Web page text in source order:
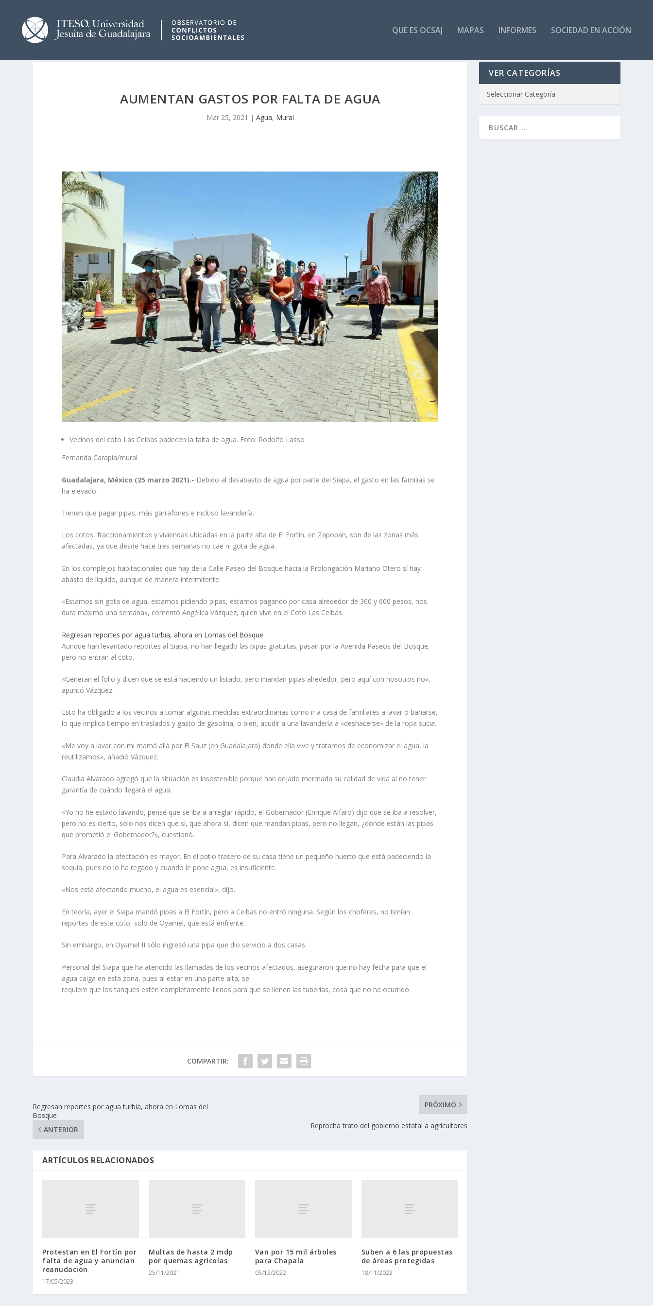
QUE ES OCSAJ MAPAS INFORMES SOCIEDAD EN ACCIÓN
AUMENTAN GASTOS POR FALTA DE AGUA
Mar 25, 2021 | Agua, Mural
Vecinos del coto Las Ceibas padecen la falta de agua. Foto: Rodolfo Lasso
Fernanda Carapia/mural
Guadalajara, México (25 marzo 2021).- Debido al desabasto de agua por parte del Siapa, el gasto en las familias se
ha elevado.
Tienen que pagar pipas, más garrafones e incluso lavandería.
Los cotos, fraccionamientos y viviendas ubicadas en la parte alta de El Fortín, en Zapopan, son de las zonas más
afectadas, ya que desde hace tres semanas no cae ni gota de agua.
En los complejos habitacionales que hay de la Calle Paseo del Bosque hacia la Prolongación Mariano Otero sí hay
abasto de líquido, aunque de manera intermitente.
«Estamos sin gota de agua, estamos pidiendo pipas, estamos pagando por casa alrededor de 300 y 600 pesos, nos
dura máximo una semana», comentó Angélica Vázquez, quien vive en el Coto Las Ceibas.
Regresan reportes por agua turbia, ahora en Lomas del Bosque
Aunque han levantado reportes al Siapa, no han llegado las pipas gratuitas; pasan por la Avenida Paseos del Bosque,
pero no entran al coto.
«Generan el folio y dicen que se está haciendo un listado, pero mandan pipas alrededor, pero aquí con nosotros no»,
apuntó Vázquez.
Esto ha obligado a los vecinos a tomar algunas medidas extraordinarias como ir a casa de familiares a lavar o bañarse,
lo que implica tiempo en traslados y gasto de gasolina, o bien, acudir a una lavandería a «deshacerse» de la ropa sucia.
«Me voy a lavar con mi mamá allá por El Sauz (en Guadalajara) donde ella vive y tratamos de economizar el agua, la
reutilizamos», añadió Vázquez.
Claudia Alvarado agregó que la situación es insostenible porque han dejado mermada su calidad de vida al no tener
garantía de cuándo llegará el agua.
«Yo no he estado lavando, pensé que se iba a arreglar rápido, el Gobernador (Enrique Alfaro) dijo que se iba a resolver,
pero no es cierto, solo nos dicen que sí, que ahora sí, dicen que mandan pipas, pero no llegan, ¿dónde están las pipas
que prometió el Gobernador?», cuestionó.
Para Alvarado la afectación es mayor. En el patio trasero de su casa tiene un pequeño huerto que está padeciendo la
sequía, pues no lo ha regado y cuando le pone agua, es insuficiente.
«Nos está afectando mucho, el agua es esencial», dijo.
En teoría, ayer el Siapa mandó pipas a El Fortín, pero a Ceibas no entró ninguna. Según los choferes, no tenían
reportes de este coto, solo de Oyamel, que está enfrente.
Sin embargo, en Oyamel II sólo ingresó una pipa que dio servicio a dos casas.
Personal del Siapa que ha atendido las llamadas de los vecinos afectados, aseguraron que no hay fecha para que el
agua caiga en esta zona, pues al estar en una parte alta, se
requiere que los tanques estén completamente llenos para que se llenen las tuberías, cosa que no ha ocurrido.
COMPARTIR:
Regresan reportes por agua turbia, ahora en Lomas del
Bosque
ANTERIOR
PRÓXIMO
Reprocha trato del gobierno estatal a agricultores
ARTÍCULOS RELACIONADOS
Protestan en El Fortín por
falta de agua y anuncian
reanudación
17/05/2023
Multas de hasta 2 mdp
por quemas agrícolas
25/11/2021
Van por 15 mil árboles
para Chapala
05/12/2022
Suben a 6 las propuestas
de áreas protegidas
18/11/2022
VER CATEGORÍAS